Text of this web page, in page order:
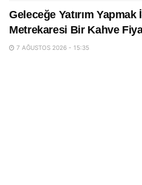
Geleceğe Yatırım
Metrekaresi Bir Kahve
7 AĞUSTOS 2026 - 15:35